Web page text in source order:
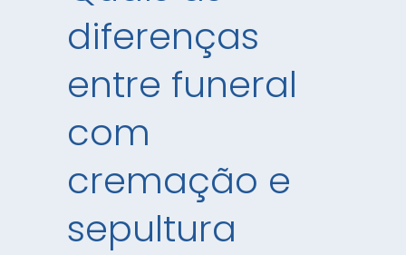
diferenças
entre funeral
com
cremação e
sepultura